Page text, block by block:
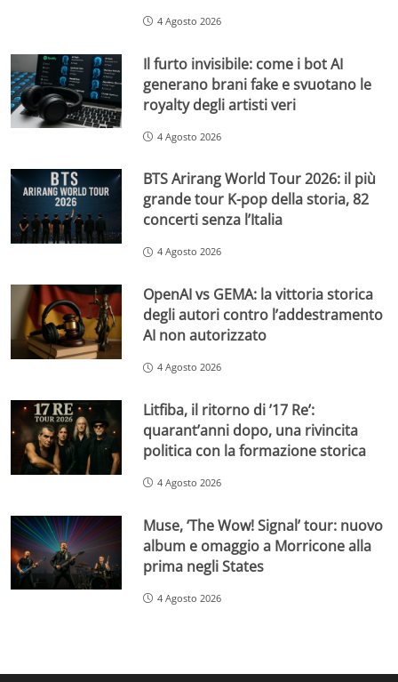
4 Agosto 2026
Il furto invisibile: come i bot AI
generano brani fake e svuotano le
royalty degli artisti veri
4 Agosto 2026
BTS Arirang World Tour 2026: il più
grande tour K-pop della storia, 82
concerti senza l’Italia
4 Agosto 2026
OpenAI vs GEMA: la vittoria storica
degli autori contro l’addestramento
AI non autorizzato
4 Agosto 2026
Litfiba, il ritorno di ’17 Re’:
quarant’anni dopo, una rivincita
politica con la formazione storica
4 Agosto 2026
Muse, ‘The Wow! Signal’ tour: nuovo
album e omaggio a Morricone alla
prima negli States
4 Agosto 2026